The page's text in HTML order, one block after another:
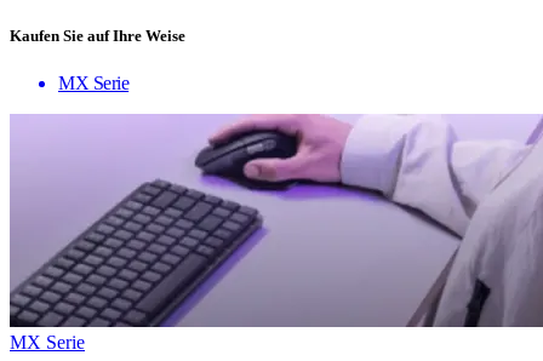
Kaufen Sie auf Ihre Weise
MX Serie
MX Serie